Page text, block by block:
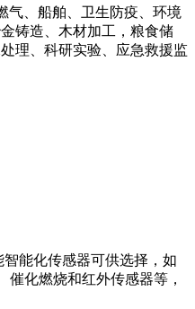
气、船舶、卫生防疫、环境
铸造、木材加工，粮食储
理、科研实验、应急救援监
能化传感器可供选择，如
催化燃烧和红外传感器等，